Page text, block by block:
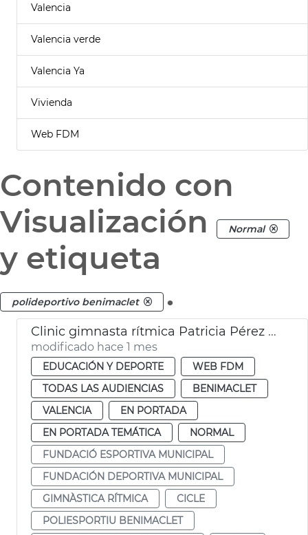
Valencia
Valencia verde
Valencia Ya
Vivienda
Web FDM
Contenido con
Visualización
Normal
y etiqueta
polideportivo benimaclet .
Clinic gimnasta rítmica Patricia Pérez Fos València
modificado hace 1 mes
EDUCACIÓN Y DEPORTE
WEB FDM
TODAS LAS AUDIENCIAS
BENIMACLET
VALENCIA
EN PORTADA
EN PORTADA TEMÁTICA
NORMAL
FUNDACIÓ ESPORTIVA MUNICIPAL
FUNDACIÓN DEPORTIVA MUNICIPAL
GIMNÀSTICA RÍTMICA
CICLE
POLIESPORTIU BENIMACLET